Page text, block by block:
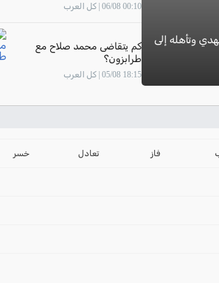
وتأهله إلى
00:10 06/08 | كل العرب
كم يتقاضى محمد صلاح مع
طرابزون؟
18:15 05/08 | كل العرب
2024-2025 فاز تعادل خسر